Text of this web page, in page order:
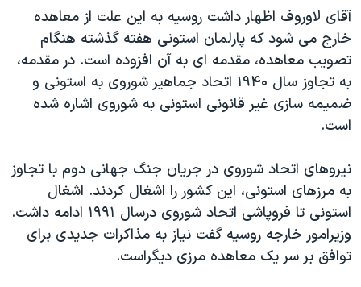
فرهنگ و زندگی
حقوق شهروندی
اقتصادی
گالری عکس
آرشیو پخش زنده
مستندها
انتخابات ریاست جمهوری آمریکا ۲۰۲۴
حمله جمهوری اسلامی به اسرائیل
اعتراضات زن، زندگی، آزادی
مجموعه مستندهای دادخواهی
تریبونال مردمی آبان ۹۸
دادگاه حمید نوری
دنبال کنید
آقای لاوروف اظهار داشت روسيه به اين علت از معاهده
خارج می شود که پارلمان استونی هفته گذشته هنگام
تصويب معاهده، مقدمه ای به آن افزوده است. در مقدمه،
به تجاوز سال ۱۹۴۰ اتحاد جماهير شوروی به استونی و
ضميمه سازی غير قانونی استونی به شوروی اشاره شده
است.
نيروهای اتحاد شوروی در جريان جنگ جهانی دوم با تجاوز
به مرزهای استونی، اين کشور را اشغال کردند. اشغال
استونی تا فروپاشی اتحاد شوروی درسال ۱۹۹۱ ادامه داشت.
وزيرامور خارجه روسيه گفت نياز به مذاکرات جديدی برای
توافق بر سر يک معاهده مرزی ديگراست.